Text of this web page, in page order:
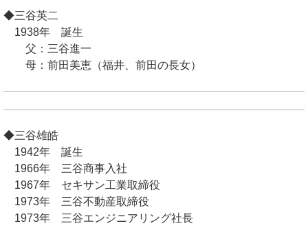
◆三谷英二
1938年 誕生
父：三谷進一
母：前田美恵（福井、前田の長女）
◆三谷雄皓
1942年 誕生
1966年 三谷商事入社
1967年 セキサン工業取締役
1973年 三谷不動産取締役
1973年 三谷エンジニアリング社長